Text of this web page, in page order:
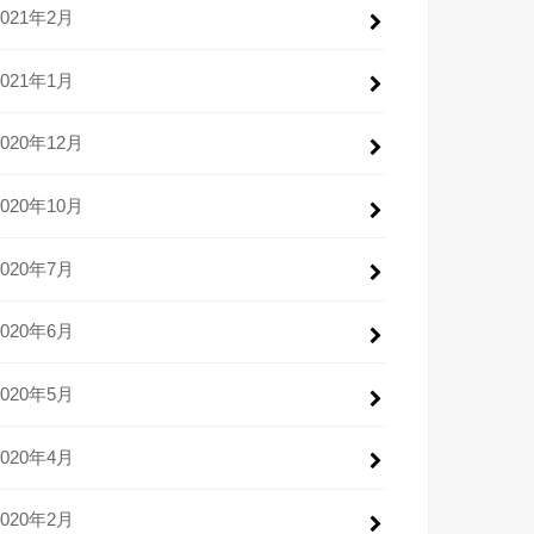
年2月
年1月
年12月
年10月
年7月
年6月
年5月
年4月
年2月